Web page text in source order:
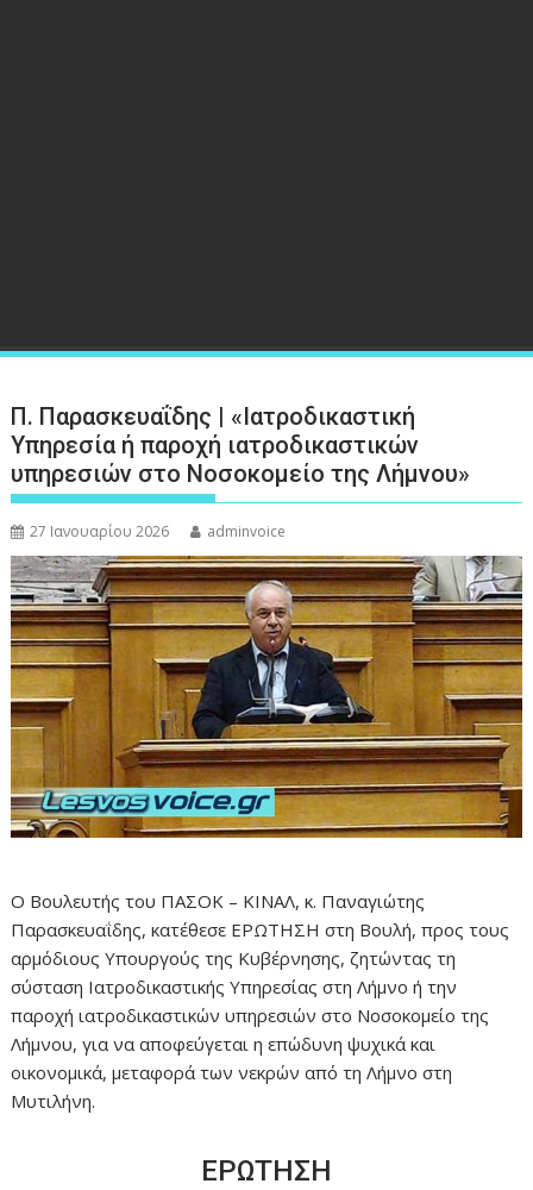
Π. Παρασκευαΐδης | «Ιατροδικαστική
Υπηρεσία ή παροχή ιατροδικαστικών
υπηρεσιών στο Νοσοκομείο της Λήμνου»
27 Ιανουαρίου 2026 adminvoice
Ο Βουλευτής του ΠΑΣΟΚ – ΚΙΝΑΛ, κ. Παναγιώτης
Παρασκευαΐδης, κατέθεσε ΕΡΩΤΗΣΗ στη Βουλή, προς τους
αρμόδιους Υπουργούς της Κυβέρνησης, ζητώντας τη
σύσταση Ιατροδικαστικής Υπηρεσίας στη Λήμνο ή την
παροχή ιατροδικαστικών υπηρεσιών στο Νοσοκομείο της
Λήμνου, για να αποφεύγεται η επώδυνη ψυχικά και
οικονομικά, μεταφορά των νεκρών από τη Λήμνο στη
Μυτιλήνη.
ΕΡΩΤΗΣΗ